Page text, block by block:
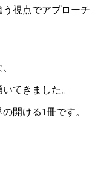
視点でアプローチ
てきました。
開ける1冊です。